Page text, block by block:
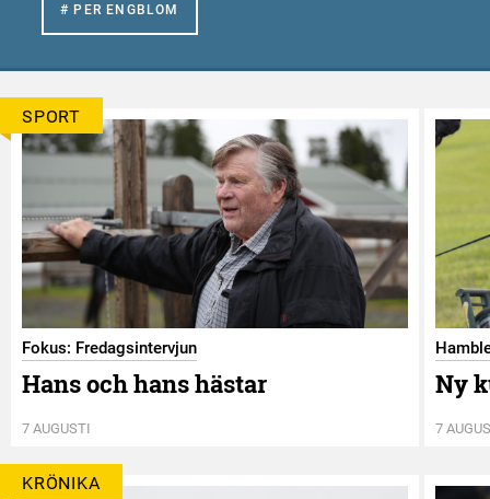
# PER ENGBLOM
SPORT
Fokus: Fredagsintervjun
Hans och hans hästar
7 AUGUSTI
Ny
7
KRÖNIKA